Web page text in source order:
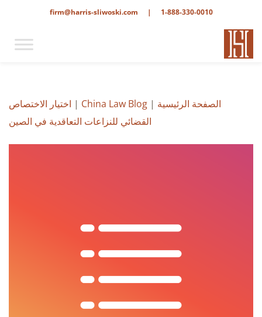
1-888-330-0010
|
firm@harris-sliwoski.com
الصفحة الرئيسية |
China Law Blog
| اختيار الاختصاص
القضائي للنزاعات التعاقدية في الصين